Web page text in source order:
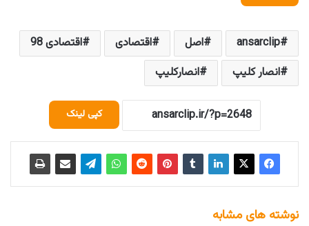
ansarclip اصل اقتصادی
اقتصادی 98
انصار کلیپ
انصارکلیپ
کپی لینک
نوشته های مشابه